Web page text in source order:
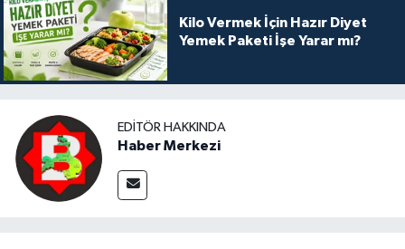
Kilo Vermek İçin Hazır Diyet
Yemek Paketi İşe Yarar mı?
EDITÖR HAKKINDA
Haber Merkezi